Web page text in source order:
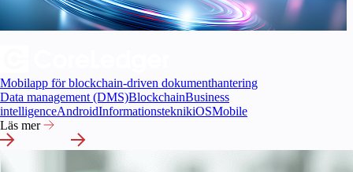
Mobilapp för blockchain-driven dokumenthantering
Data management (DMS)BlockchainBusiness
intelligenceAndroidInformationsteknikiOSMobile
Läs mer